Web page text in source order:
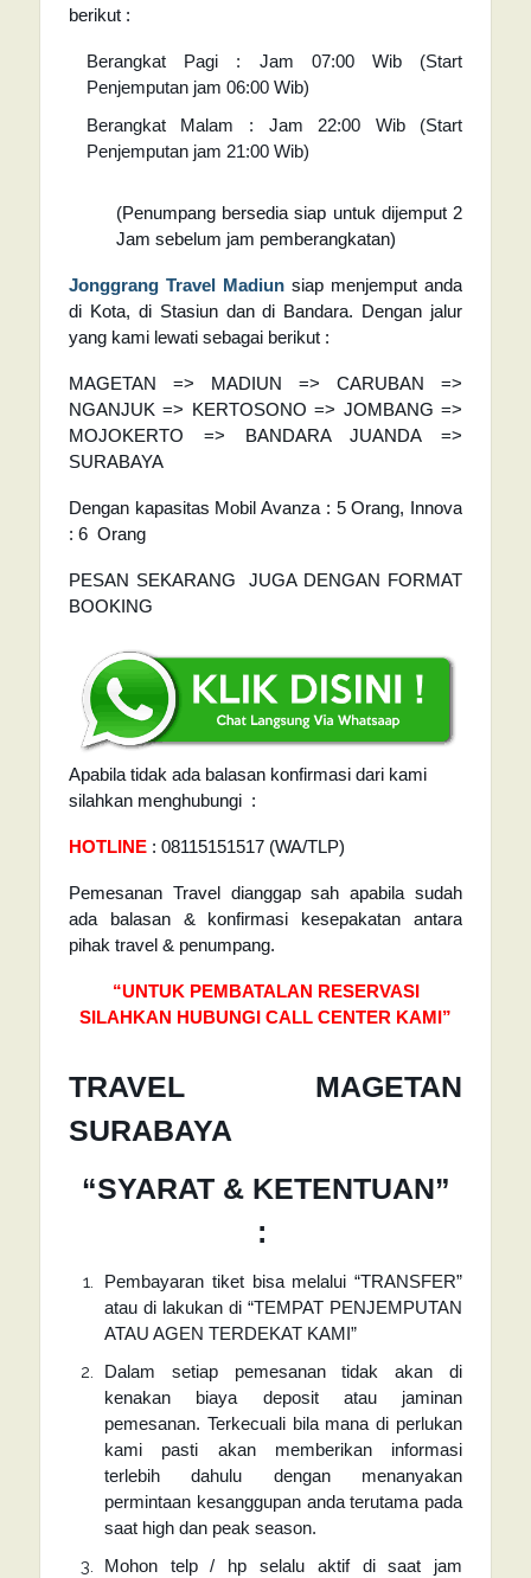
berikut :
Berangkat Pagi : Jam 07:00 Wib (Start
Penjemputan jam 06:00 Wib)
Berangkat Malam : Jam 22:00 Wib (Start
Penjemputan jam 21:00 Wib)
(Penumpang bersedia siap untuk dijemput 2
Jam sebelum jam pemberangkatan)
Jonggrang Travel Madiunsiap menjemput anda
di Kota, di Stasiun dan di Bandara. Dengan jalur
yang kami lewati sebagai berikut :
MAGETAN => MADIUN => CARUBAN =>
NGANJUK => KERTOSONO => JOMBANG =>
MOJOKERTO => BANDARA JUANDA =>
SURABAYA
Dengan kapasitas Mobil Avanza : 5 Orang, Innova
: 6 Orang
PESAN SEKARANG JUGA DENGAN FORMAT
BOOKING
Apabila tidak ada balasan konfirmasi dari kami
silahkan menghubungi :
HOTLINE: 08115151517 (WA/TLP)
Pemesanan Travel dianggap sah apabila sudah
ada balasan & konfirmasi kesepakatan antara
pihak travel & penumpang.
“UNTUK PEMBATALAN RESERVASI
SILAHKAN HUBUNGI CALL CENTER KAMI”
TRAVEL MAGETAN
SURABAYA
“SYARAT & KETENTUAN”
:
Pembayaran tiket bisa melalui “TRANSFER”
atau di lakukan di “TEMPAT PENJEMPUTAN
ATAU AGEN TERDEKAT KAMI”
Dalam setiap pemesanan tidak akan di
kenakan biaya deposit atau jaminan
pemesanan. Terkecuali bila mana di perlukan
kami pasti akan memberikan informasi
terlebih dahulu dengan menanyakan
permintaan kesanggupan anda terutama pada
saat high dan peak season.
Mohon telp / hp selalu aktif di saat jam